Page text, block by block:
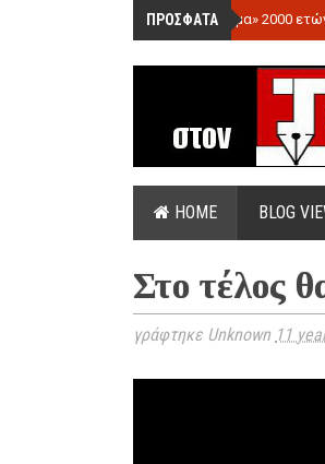
ΠΡΟΣΦΑΤΑ
»«Ολόγραμμα» 2000
HOME BLOG
Στο τέλος
γράφτηκε Unknown 11